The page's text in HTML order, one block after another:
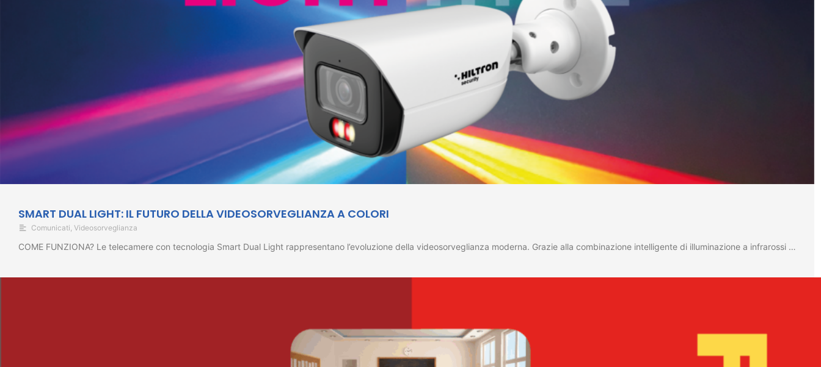
SMART DUAL LIGHT: IL FUTURO DELLA VIDEOSORVEGLIANZA A COLORI
Comunicati Videosorveglianza
COME FUNZIONA? Le telecamere con tecnologia Smart Dual Light rappresentano l’evoluzione della videosorveglianza moderna. Grazie alla combinazione intelligente di illuminazione a infrarossi …